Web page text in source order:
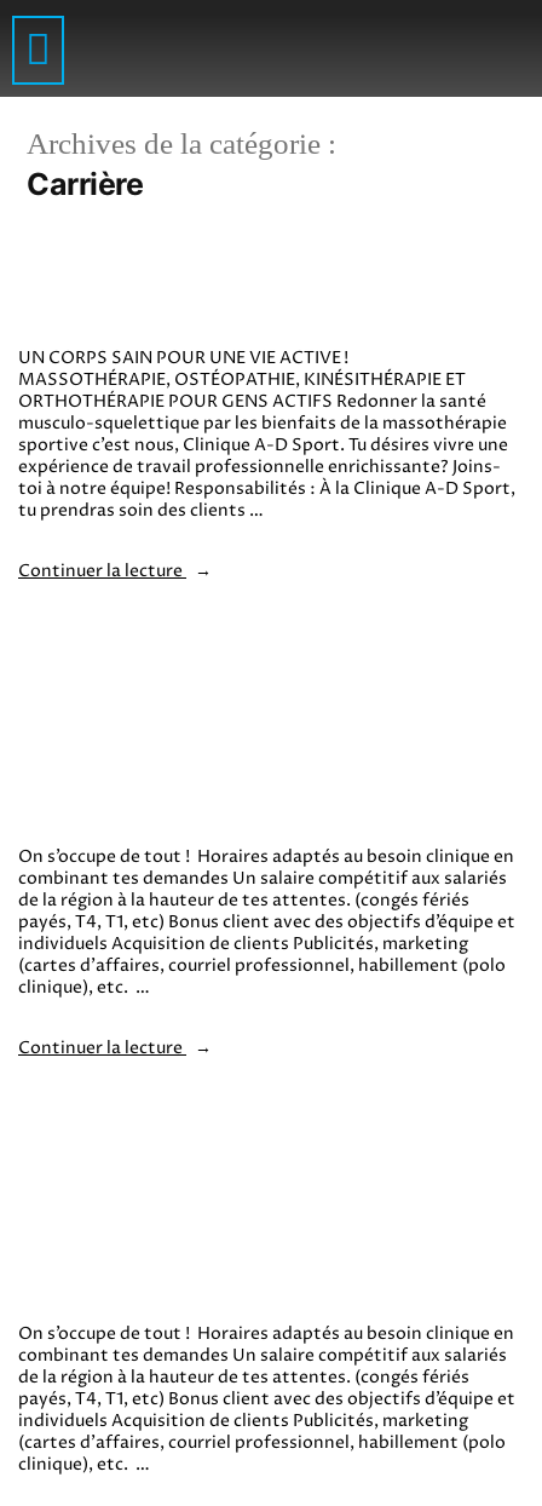
Archives de la catégorie :
Carrière
UN CORPS SAIN POUR UNE VIE ACTIVE !
MASSOTHÉRAPIE, OSTÉOPATHIE, KINÉSITHÉRAPIE ET
ORTHOTHÉRAPIE POUR GENS ACTIFS Redonner la santé
musculo-squelettique par les bienfaits de la massothérapie
sportive c’est nous, Clinique A-D Sport. Tu désires vivre une
expérience de travail professionnelle enrichissante? Joins-
toi à notre équipe! Responsabilités : À la Clinique A-D Sport,
tu prendras soin des clients …
Continuer la lecture
On s’occupe de tout ! Horaires adaptés au besoin clinique en
combinant tes demandes Un salaire compétitif aux salariés
de la région à la hauteur de tes attentes. (congés fériés
payés, T4, T1, etc) Bonus client avec des objectifs d’équipe et
individuels Acquisition de clients Publicités, marketing
(cartes d’affaires, courriel professionnel, habillement (polo
clinique), etc. …
Continuer la lecture
On s’occupe de tout ! Horaires adaptés au besoin clinique en
combinant tes demandes Un salaire compétitif aux salariés
de la région à la hauteur de tes attentes. (congés fériés
payés, T4, T1, etc) Bonus client avec des objectifs d’équipe et
individuels Acquisition de clients Publicités, marketing
(cartes d’affaires, courriel professionnel, habillement (polo
clinique), etc. …